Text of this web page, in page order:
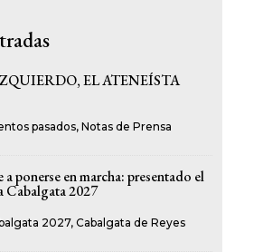
EL ATENEÍSTA
pasados, Notas de Prensa
ponerse en marcha: presentado el
Cabalgata 2027
2027, Cabalgata de Reyes